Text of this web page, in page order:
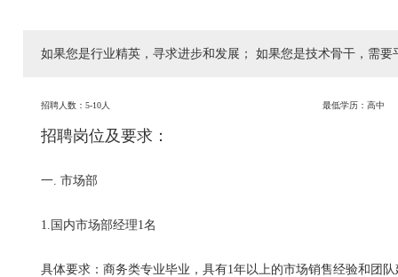
如果您是行业精英，寻求进步和发展； 如果您是技术骨干，需
招聘人数：5-10人 最低学历：高中
招聘岗位及要求：
一. 市场部
1.国内市场部经理1名
具体要求：商务类专业毕业，具有1年以上的市场销售经验和团